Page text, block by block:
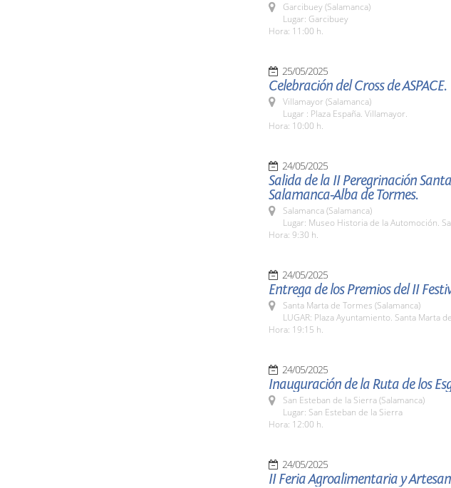
Garcibuey (Salamanca)
Lugar: Garcibuey
Hora: 11:00 h.
25/05/2025
Celebración del Cross de ASPACE.
Villamayor (Salamanca)
Lugar : Plaza España. Villamayor.
Hora: 10:00 h.
24/05/2025
Salida de la II Peregrinación Santa
Salamanca-Alba de Tormes.
Salamanca (Salamanca)
Lugar: Museo Historia de la Automoción.
Hora: 9:30 h.
24/05/2025
Entrega de los Premios del II
Santa Marta de Tormes (Salamanca)
LUGAR: Plaza Ayuntamiento. Santa Marta
Hora: 19:15 h.
24/05/2025
Inauguración de la Ruta de los
San Esteban de la Sierra (Salamanca)
Lugar: San Esteban de la Sierra
Hora: 12:00 h.
24/05/2025
II Feria Agroalimentaria y